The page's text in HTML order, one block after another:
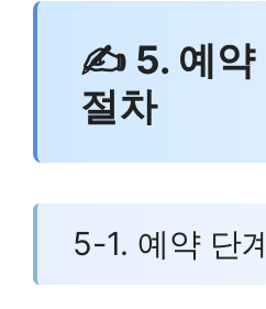
✍ 5. 예약
절차
5-1. 예약 단